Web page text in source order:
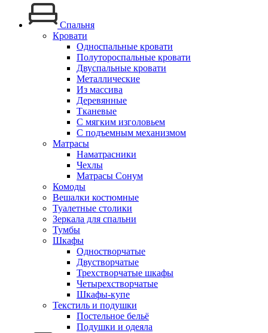
Спальня
Кровати
Односпальные кровати
Полутороспальные кровати
Двуспальные кровати
Металлические
Из массива
Деревянные
Тканевые
С мягким изголовьем
С подъемным механизмом
Матрасы
Наматрасники
Чехлы
Матрасы Сонум
Комоды
Вешалки костюмные
Туалетные столики
Зеркала для спальни
Тумбы
Шкафы
Одностворчатые
Двустворчатые
Трехстворчатые шкафы
Четырехстворчатые
Шкафы-купе
Текстиль и подушки
Постельное бельё
Подушки и одеяла